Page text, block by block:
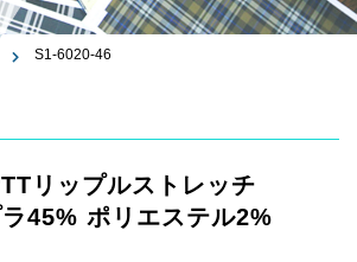
S1-6020-46
リップルストレッチ
45% ポリエステル2%